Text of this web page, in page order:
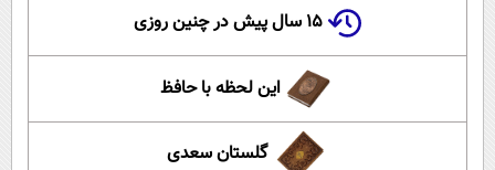
۱۵ سال پیش در چنین روزی
این لحظه با حافظ
گلستان سعدی